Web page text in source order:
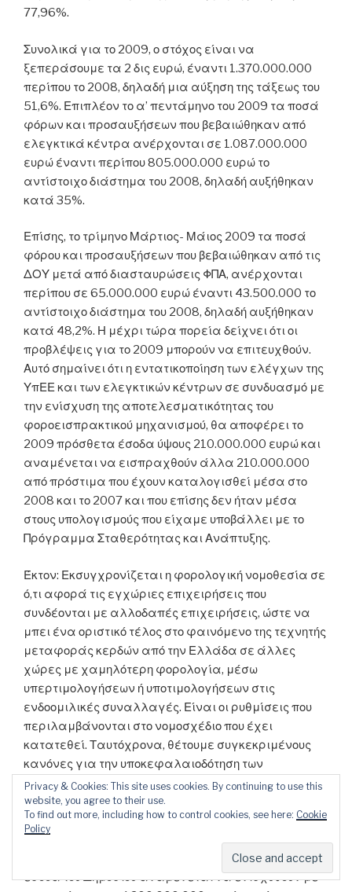
77,96%.
Συνολικά για το 2009, ο στόχος είναι να
ξεπεράσουμε τα 2 δις ευρώ, έναντι 1.370.000.000
περίπου το 2008, δηλαδή μια αύξηση της τάξεως του
51,6%. Επιπλέον το α’ πεντάμηνο του 2009 τα ποσά
φόρων και προσαυξήσεων που βεβαιώθηκαν από
ελεγκτικά κέντρα ανέρχονται σε 1.087.000.000
ευρώ έναντι περίπου 805.000.000 ευρώ το
αντίστοιχο διάστημα του 2008, δηλαδή αυξήθηκαν
κατά 35%.
Επίσης, το τρίμηνο Μάρτιος- Μάιος 2009 τα ποσά
φόρου και προσαυξήσεων που βεβαιώθηκαν από τις
ΔΟΥ μετά από διασταυρώσεις ΦΠΑ, ανέρχονται
περίπου σε 65.000.000 ευρώ έναντι 43.500.000 το
αντίστοιχο διάστημα του 2008, δηλαδή αυξήθηκαν
κατά 48,2%. Η μέχρι τώρα πορεία δείχνει ότι οι
προβλέψεις για το 2009 μπορούν να επιτευχθούν.
Αυτό σημαίνει ότι η εντατικοποίηση των ελέγχων της
ΥπΕΕ και των ελεγκτικών κέντρων σε συνδυασμό με
την ενίσχυση της αποτελεσματικότητας του
φοροεισπρακτικού μηχανισμού, θα αποφέρει το
2009 πρόσθετα έσοδα ύψους 210.000.000 ευρώ και
αναμένεται να εισπραχθούν άλλα 210.000.000
από πρόστιμα που έχουν καταλογισθεί μέσα στο
2008 και το 2007 και που επίσης δεν ήταν μέσα
στους υπολογισμούς που είχαμε υποβάλλει με το
Πρόγραμμα Σταθερότητας και Ανάπτυξης.
Έκτον: Εκσυγχρονίζεται η φορολογική νομοθεσία σε
ό,τι αφορά τις εγχώριες επιχειρήσεις που
συνδέονται με αλλοδαπές επιχειρήσεις, ώστε να
μπει ένα οριστικό τέλος στο φαινόμενο της τεχνητής
μεταφοράς κερδών από την Ελλάδα σε άλλες
χώρες με χαμηλότερη φορολογία, μέσω
υπερτιμολογήσεων ή υποτιμολογήσεων στις
ενδοομιλικές συναλλαγές. Είναι οι ρυθμίσεις που
περιλαμβάνονται στο νομοσχέδιο που έχει
κατατεθεί. Ταυτόχρονα, θέτουμε συγκεκριμένους
κανόνες για την υποκεφαλαιοδότηση των
επιχειρήσεων. Έτσι, περιορίζεται ο εκτεταμένος
ενδοομιλικός δανεισμός πέραν των δυνατοτήτων και
των αναγκών της δανειολήπτριας εταιρείας μέσα
στον όμιλο, με στόχο την εμφάνιση ζημιών ή
μειωμένων κερδών. Και από τις ρυθμίσεις αυτές τα
έσοδα του Δημοσίου αναμένεται να ενισχυθούν με
Privacy & Cookies: This site uses cookies. By continuing to use this
website, you agree to their use.
To find out more, including how to control cookies, see here: Cookie
Policy